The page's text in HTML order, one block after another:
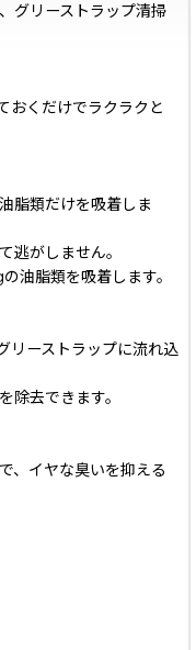
グリーストラップ清掃
おくだけでラクラクと
脂類だけを吸着しま
逃がしません。
油脂類を吸着します。
リーストラップに流れ込
除去できます。
、イヤな臭いを抑える